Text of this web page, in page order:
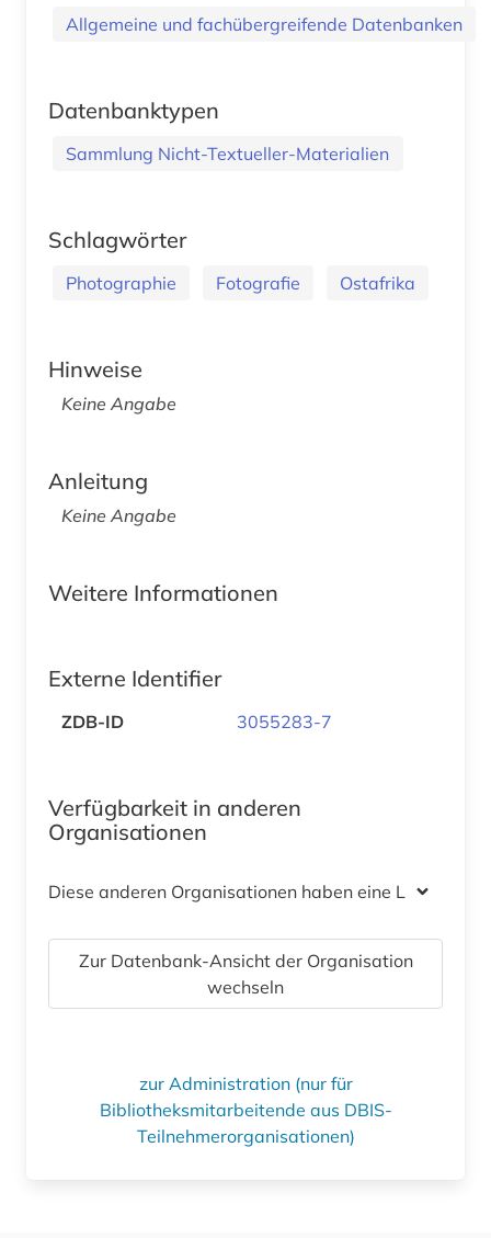
Allgemeine und fachübergreifende Datenbanken
Datenbanktypen
Sammlung Nicht-Textueller-Materialien
Schlagwörter
Photographie Fotografie Ostafrika
Hinweise
Keine Angabe
Anleitung
Keine Angabe
Weitere Informationen
Externe Identifier
ZDB-ID 3055283-7
Verfügbarkeit in anderen
Organisationen
Diese anderen Organisationen haben eine Lizenz
Zur Datenbank-Ansicht der Organisation
wechseln
zur Administration (nur für
Bibliotheksmitarbeitende aus DBIS-
Teilnehmerorganisationen)